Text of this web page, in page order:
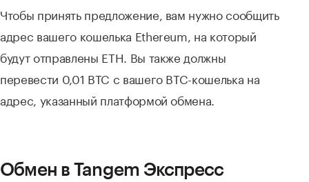
Чтобы принять предложение, вам нужно сообщить
адрес вашего кошелька Ethereum, на который
будут отправлены ETH. Вы также должны
перевести 0,01 BTC с вашего BTC-кошелька на
адрес, указанный платформой обмена.
Обмен в Tangem Экспресс